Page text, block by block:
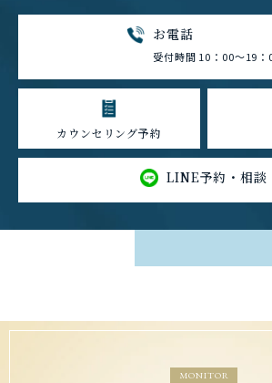
お電話
受付時間 10：00～19：
カウンセリング予約
LINE予約・相談
MONITOR